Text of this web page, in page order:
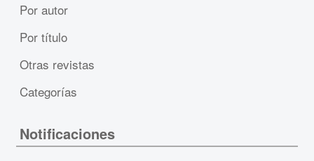
Por autor
Por título
Otras revistas
Categorías
Notificaciones